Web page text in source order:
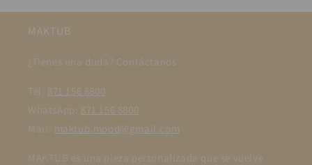
MAKTUB
¿Tienes una duda? Contáctanos
Tel: 871 156 8800
WhatsApp: 871 156 8800
Mail: maktub.mood@gmail.com
MAKTUB es una pieza personalizada que se vuelve